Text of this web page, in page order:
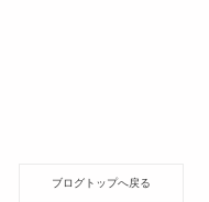
ブログトップへ戻る